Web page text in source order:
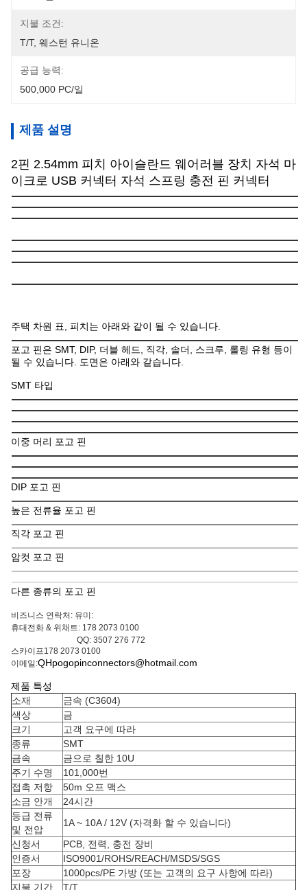
지불 조건:
T/T, 웨스턴 유니온
공급 능력:
500,000 PC/일
제품 설명
2핀 2.54mm 피치 아이슬란드 웨어러블 장치 자석 마
이크로 USB 커넥터 자석 스프링 충전 핀 커넥터